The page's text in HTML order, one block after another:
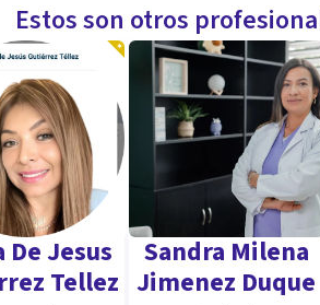
Estos son otros
De Jesus
Tellez
Sandra Milena
Jimenez Duque